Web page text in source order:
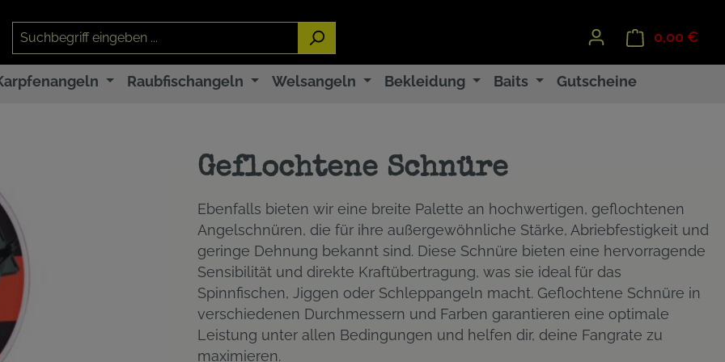
0,00 €
Raubfischangeln Welsangeln Bekleidung Baits
Gutscheine
Geflochtene Schnüre
Ebenfalls bieten wir eine breite Palette an hochwertigen, geflochtenen
Angelschnüren, die für ihre außergewöhnliche Stärke, Abriebfestigkeit und
geringe Dehnung bekannt sind. Diese Schnüre bieten eine hervorragende
Sensibilität und direkte Kraftübertragung, was sie ideal für das
Spinnfischen, Jiggen oder Schleppangeln macht. Geflochtene Schnüre in
verschiedenen Durchmessern und Farben garantieren eine optimale
Leistung unter allen Bedingungen und helfen dir, deine Fangrate zu
maximieren.